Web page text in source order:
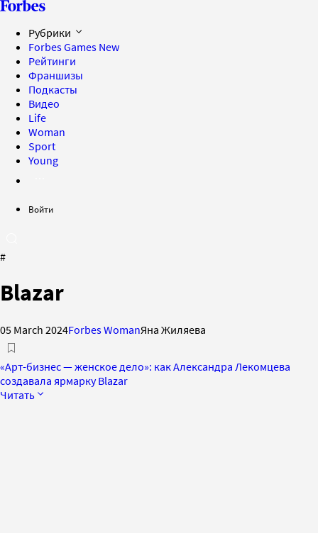
Рубрики
Forbes Games New
Рейтинги
Франшизы
Подкасты
Видео
Life
Woman
Sport
Young
Войти
#
Blazar
05 March 2024Forbes WomanЯна Жиляева
«Арт-бизнес — женское дело»: как Александра Лекомцева
создавала ярмарку Blazar
Читать